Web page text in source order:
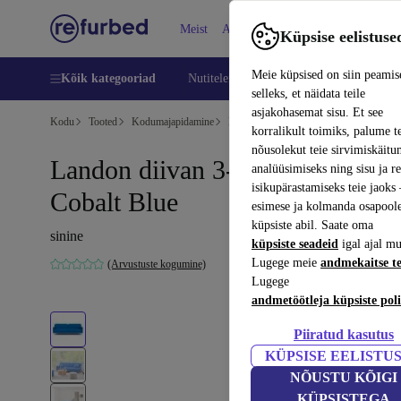
Küpsise
Meie küpsised on siin
selleks, et näidata teile
asjakohasemat sisu. Et see
korralikult toimiks, palume
nõusolekut teie
analüüsimiseks ning sisu ja
isikupärastamiseks teie
esimese ja kolmanda
küpsiste abil. Saate oma
küpsiste seadeid igal ajal
Lugege meie andmekaitse
Lugege
andmetöötleja küpsiste
Piiratud kasutus
KÜPSISE
NÕUSTU KÕIGI
Meist Abi
Kõik kategooriad Nutitelefoni Sülearvutid
Kodu Tooted Kodumajapidamine Mööbel
Landon diivan 3-kohaline Mark
Cobalt Blue
sinine
(Arvustuste kogumine)